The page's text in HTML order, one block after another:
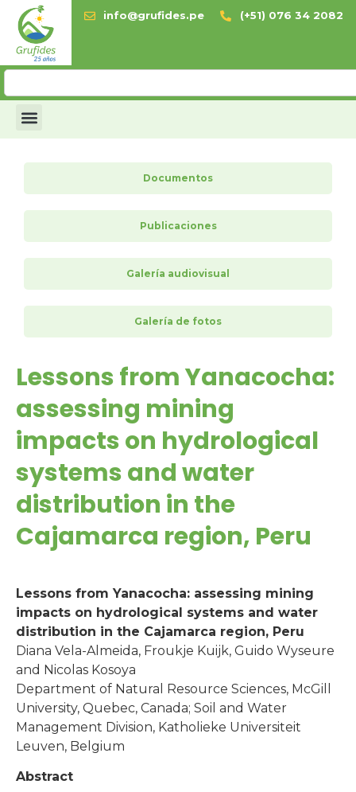
info@grufides.pe (+51) 076 34 2082
Documentos
Publicaciones
Galería audiovisual
Galería de fotos
Lessons from Yanacocha:
assessing mining
impacts on hydrological
systems and water
distribution in the
Cajamarca region, Peru
Lessons from Yanacocha: assessing mining
impacts on hydrological systems and water
distribution in the Cajamarca region, Peru
Diana Vela-Almeida, Froukje Kuijk, Guido Wyseure
and Nicolas Kosoya
Department of Natural Resource Sciences, McGill
University, Quebec, Canada; Soil and Water
Management Division, Katholieke Universiteit
Leuven, Belgium
Abstract